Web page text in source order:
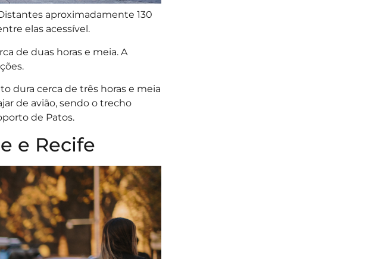
aproximadamente 130
elas acessível.
de duas horas e meia. A
dura cerca de três horas e meia
de avião, sendo o trecho
de Patos.
e Recife